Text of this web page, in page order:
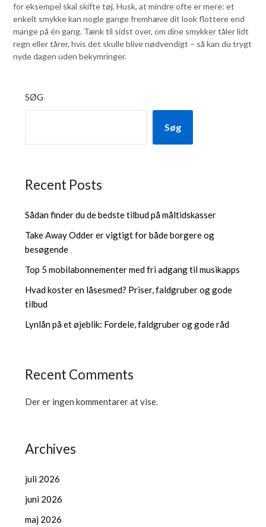
for eksempel skal skifte tøj. Husk, at mindre ofte er mere: et
enkelt smykke kan nogle gange fremhæve dit look flottere end
mange på én gang. Tænk til sidst over, om dine smykker tåler lidt
regn eller tårer, hvis det skulle blive nødvendigt – så kan du trygt
nyde dagen uden bekymringer.
SØG
Søg
Recent Posts
Sådan finder du de bedste tilbud på måltidskasser
Take Away Odder er vigtigt for både borgere og
besøgende
Top 5 mobilabonnementer med fri adgang til musikapps
Hvad koster en låsesmed? Priser, faldgruber og gode
tilbud
Lynlån på et øjeblik: Fordele, faldgruber og gode råd
Recent Comments
Der er ingen kommentarer at vise.
Archives
juli 2026
juni 2026
maj 2026